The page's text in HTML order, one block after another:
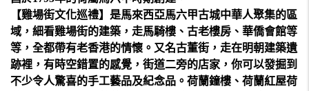
【雞場街文化巡禮】 是馬來西亞馬六甲古城中華人聚集的區
域，細看雞場街的建築，走馬騎樓、古老樓房、華僑會館等
等，全都帶有老香港的情懷。又名古董街，走在明朝建築遺
跡裡，有時空錯置的感覺，街道二旁的店家，你可以發掘到
不少令人驚喜的手工藝品及紀念品。荷蘭鐘樓、荷蘭紅屋荷